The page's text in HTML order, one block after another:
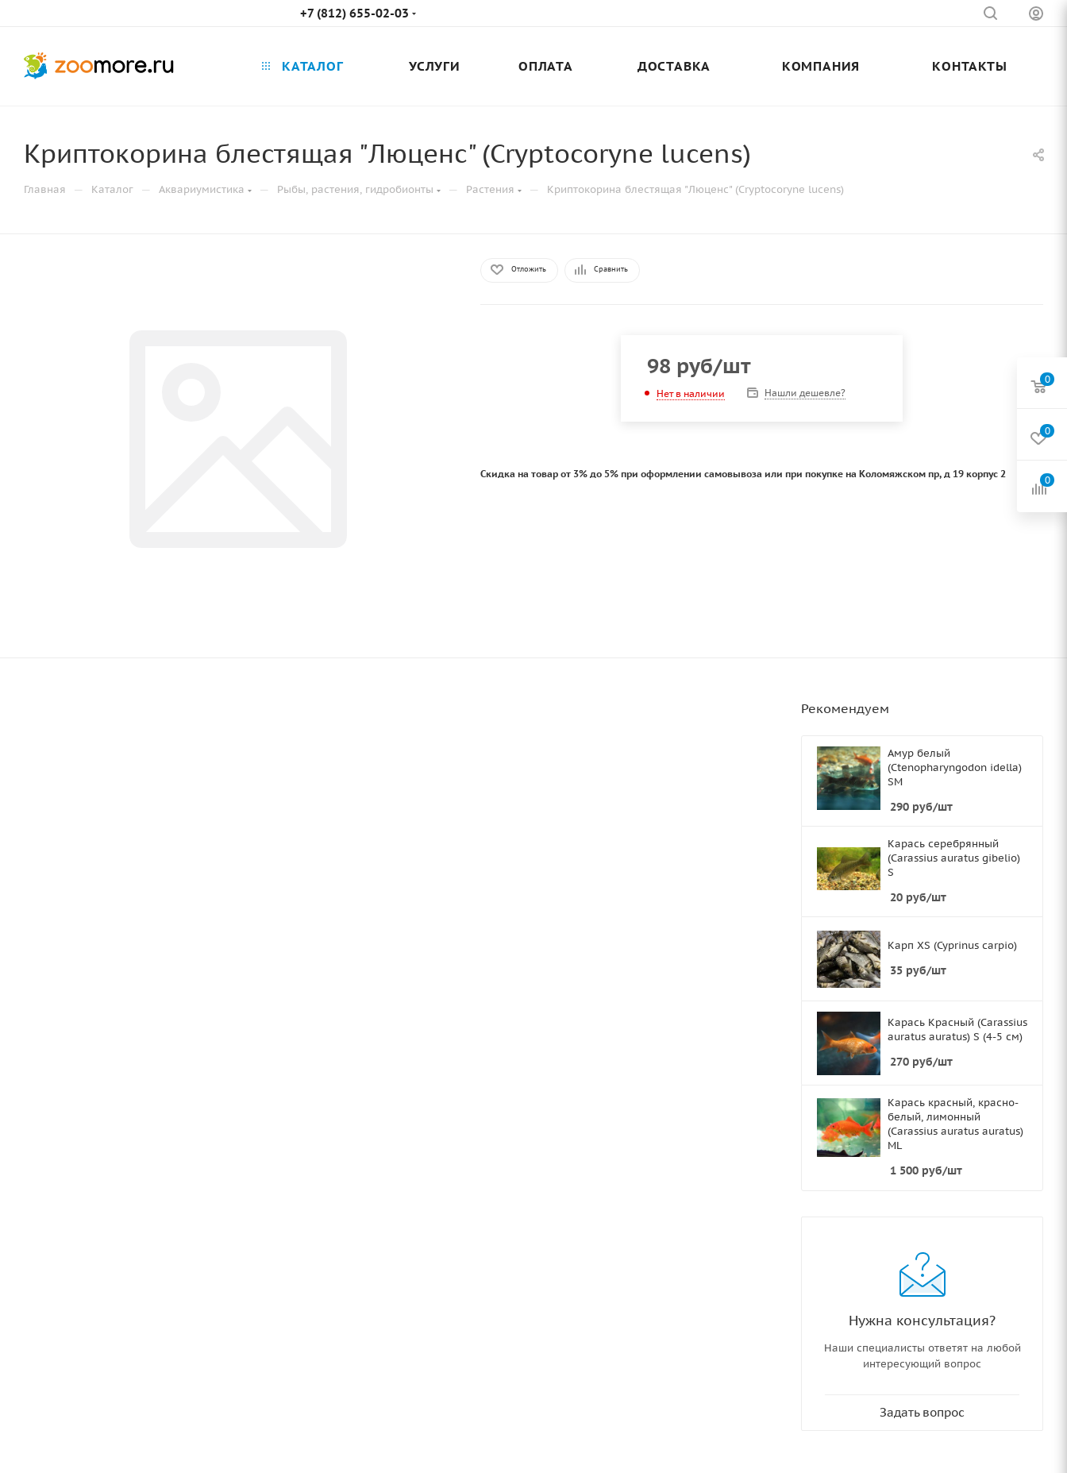
+7 (812) 655-02-03
КАТАЛОГ УСЛУГИ ОПЛАТА ДОСТАВКА КОМПАНИЯ КОНТАКТЫ
Криптокорина блестящая "Люценс" (Cryptocoryne lucens)
Главная — Каталог — Аквариумистика — Рыбы, растения, гидробионты — Растения — Криптокорина блестящая "Люценс" (Cryptocoryne lucens)
Отложить Сравнить
98 руб/шт
Нет в наличии Нашли дешевле?
Скидка на товар от 3% до 5% при оформлении самовывоза или при покупке на Коломяжском пр, д 19 корпус 2
Рекомендуем
Амур белый
(Ctenopharyngodon idella)
SМ
290 руб/шт
Карась серебрянный
(Carassius auratus gibelio)
S
20 руб/шт
Карп XS (Cyprinus carpio)
35 руб/шт
Карась Красный (Carassius
auratus auratus) S (4-5 см)
270 руб/шт
Карась красный, красно-
белый, лимонный
(Carassius auratus auratus)
ML
1 500 руб/шт
Нужна консультация?
Наши специалисты ответят на любой
интересующий вопрос
Задать вопрос
0
0
0